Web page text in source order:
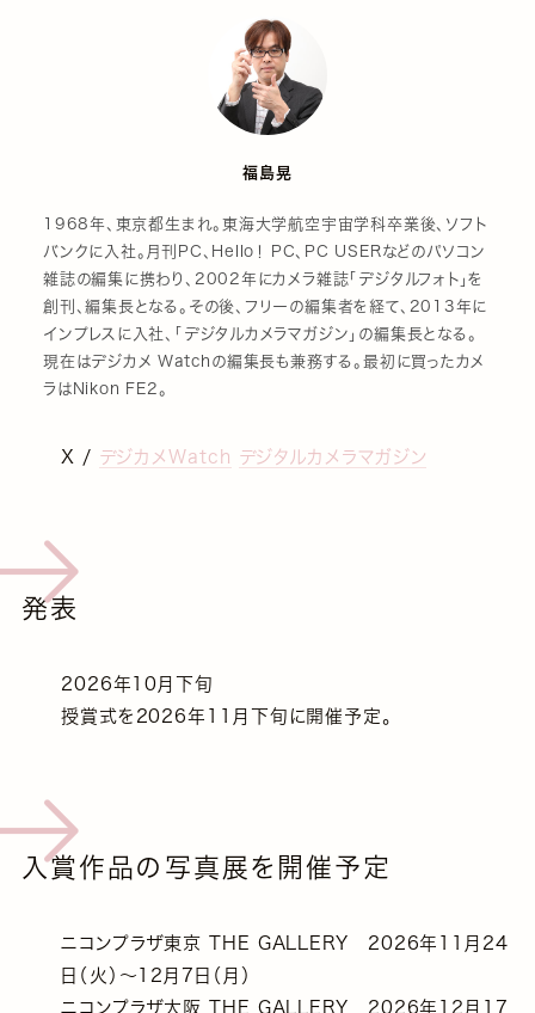
福島晃
1968年、東京都生まれ。東海大学航空宇宙学科卒業後、ソフト
バンクに入社。月刊PC、Hello！ PC、PC USERなどのパソコン
雑誌の編集に携わり、2002年にカメラ雑誌「デジタルフォト」を
創刊、編集長となる。その後、フリーの編集者を経て、2013年に
インプレスに入社、「デジタルカメラマガジン」の編集長となる。
現在はデジカメ Watchの編集長も兼務する。最初に買ったカメ
ラはNikon FE2。
X / デジカメWatch デジタルカメラマガジン
発表
2026年10月下旬
授賞式を2026年11月下旬に開催予定。
入賞作品の写真展を開催予定
ニコンプラザ東京 THE GALLERY 2026年11月24
日（火）～12月7日（月）
ニコンプラザ大阪 THE GALLERY 2026年12月17